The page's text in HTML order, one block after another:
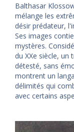
Balthasar
mélange les
désir prédateur,
Ses images
mystères.
du XXe siècle,
détesté, sans
montrent un
délimités qui
avec certains